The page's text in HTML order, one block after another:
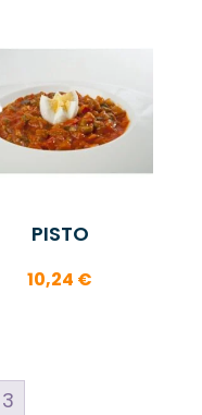
PISTO
10,24 €
3